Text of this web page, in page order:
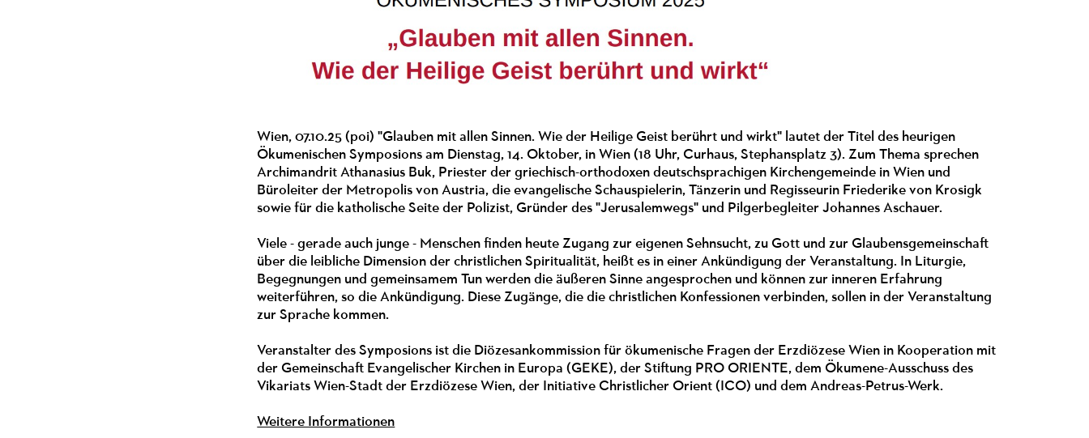
Wien, 07.10.25 (poi) "Glauben mit allen Sinnen. Wie der Heilige Geist berührt und wirkt" lautet der Titel des heurigen
Ökumenischen Symposions am Dienstag, 14. Oktober, in Wien (18 Uhr, Curhaus, Stephansplatz 3). Zum Thema sprechen
Archimandrit Athanasius Buk, Priester der griechisch-orthodoxen deutschsprachigen Kirchengemeinde in Wien und
Büroleiter der Metropolis von Austria, die evangelische Schauspielerin, Tänzerin und Regisseurin Friederike von Krosigk
sowie für die katholische Seite der Polizist, Gründer des "Jerusalemwegs" und Pilgerbegleiter Johannes Aschauer.
Viele - gerade auch junge - Menschen finden heute Zugang zur eigenen Sehnsucht, zu Gott und zur Glaubensgemeinschaft
über die leibliche Dimension der christlichen Spiritualität, heißt es in einer Ankündigung der Veranstaltung. In Liturgie,
Begegnungen und gemeinsamem Tun werden die äußeren Sinne angesprochen und können zur inneren Erfahrung
weiterführen, so die Ankündigung. Diese Zugänge, die die christlichen Konfessionen verbinden, sollen in der Veranstaltung
zur Sprache kommen.
Veranstalter des Symposions ist die Diözesankommission für ökumenische Fragen der Erzdiözese Wien in Kooperation mit
der Gemeinschaft Evangelischer Kirchen in Europa (GEKE), der Stiftung PRO ORIENTE, dem Ökumene-Ausschuss des
Vikariats Wien-Stadt der Erzdiözese Wien, der Initiative Christlicher Orient (ICO) und dem Andreas-Petrus-Werk.
Weitere Informationen